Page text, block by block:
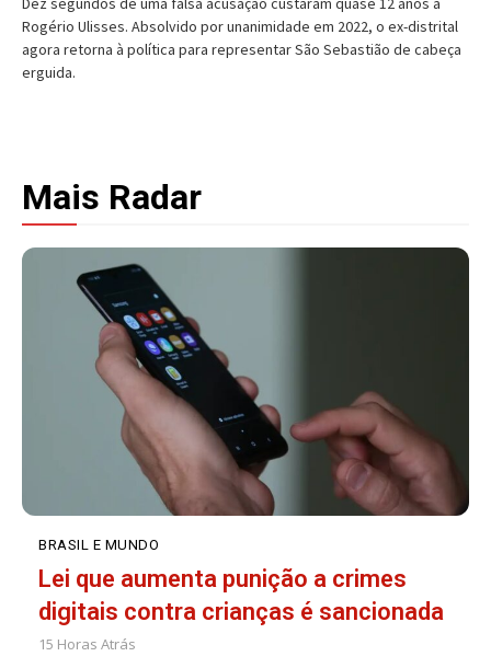
Rogério Ulisses. Absolvido por unanimidade em 2022, o ex-distrital
agora retorna à política para representar São Sebastião de cabeça
erguida.
Mais Radar
BRASIL E MUNDO
Lei que aumenta punição a crimes
digitais contra crianças é sancionada
15 Horas Atrás